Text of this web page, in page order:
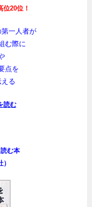
20位！
一人者が
む際に
点を
る
読む
む本